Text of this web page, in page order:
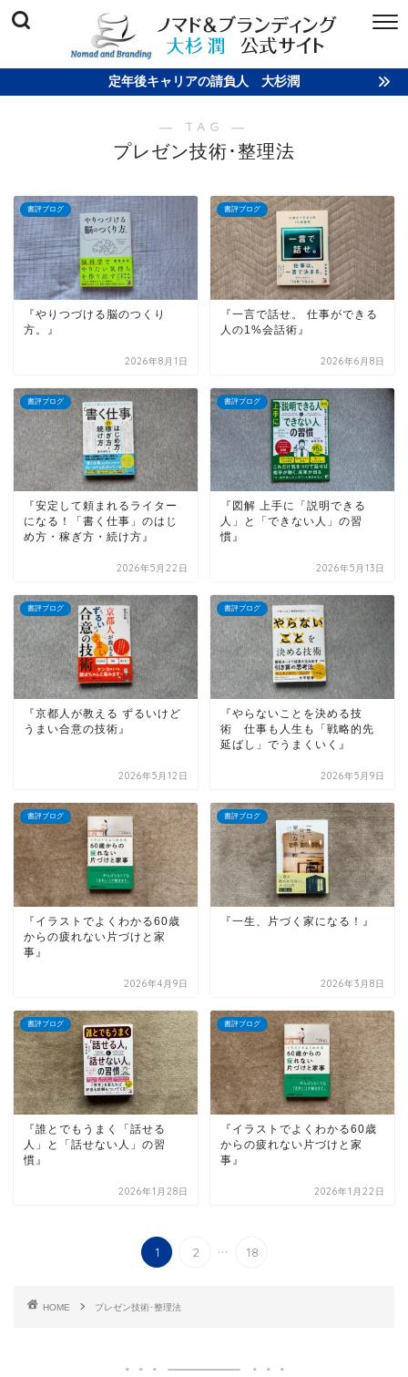
定年後キャリアの請負人 大杉潤
― TAG ―
プレゼン技術･整理法
書評ブログ
『やりつづける脳のつくり
方。』
2026年8月1日
書評ブログ
『一言で話せ。 仕事ができる
人の1%会話術』
2026年6月8日
書評ブログ
『安定して頼まれるライター
になる！「書く仕事」のはじ
め方・稼ぎ方・続け方』
2026年5月22日
書評ブログ
『図解 上手に「説明できる
人」と「できない人」の習
慣』
2026年5月13日
書評ブログ
『京都人が教える ずるいけど
うまい合意の技術』
2026年5月12日
書評ブログ
『やらないことを決める技
術 仕事も人生も「戦略的先
延ばし」でうまくいく』
2026年5月9日
書評ブログ
『イラストでよくわかる60歳
からの疲れない片づけと家
事』
2026年4月9日
書評ブログ
『一生、片づく家になる！』
2026年3月8日
書評ブログ
『誰とでもうまく「話せる
人」と「話せない人」の習
慣』
2026年1月28日
書評ブログ
『イラストでよくわかる60歳
からの疲れない片づけと家
事』
2026年1月22日
1 2 ... 18
HOME プレゼン技術･整理法